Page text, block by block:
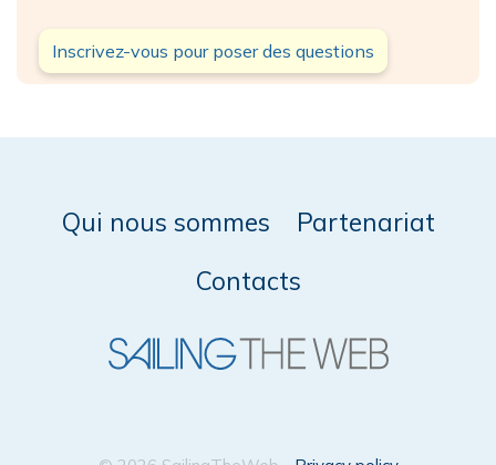
Inscrivez-vous pour poser des questions
Qui nous sommes
Partenariat
Contacts